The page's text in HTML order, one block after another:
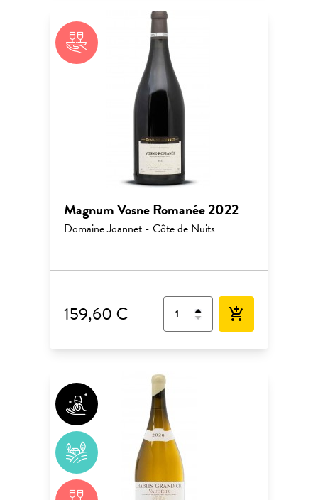
Magnum Vosne Romanée 2022
Domaine Joannet - Côte de Nuits
159,60 € add_shopping_cart